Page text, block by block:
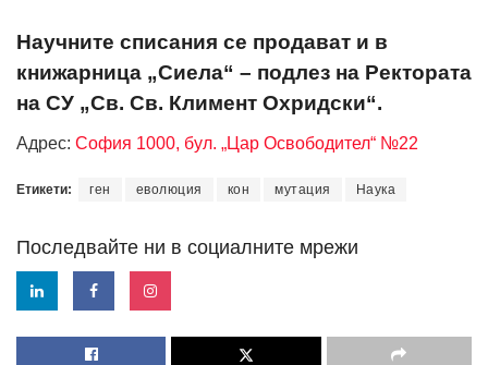
Научните списания се продават и в
книжарница „Сиела“ – подлез на Ректората
на СУ „Св. Св. Климент Охридски“.
Адрес: София 1000, бул. „Цар Освободител“ №22
Етикети: ген еволюция кон мутация Наука
Последвайте ни в социалните мрежи